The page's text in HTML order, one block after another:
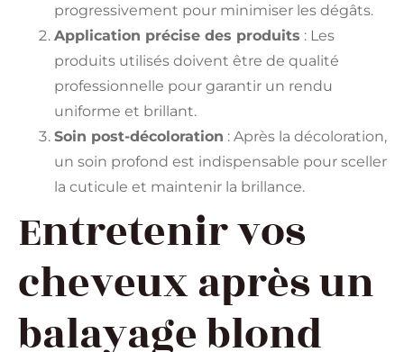
progressivement pour minimiser les dégâts.
Application précise des produits : Les
produits utilisés doivent être de qualité
professionnelle pour garantir un rendu
uniforme et brillant.
Soin post-décoloration : Après la décoloration,
un soin profond est indispensable pour sceller
la cuticule et maintenir la brillance.
Entretenir vos
cheveux après un
balayage blond